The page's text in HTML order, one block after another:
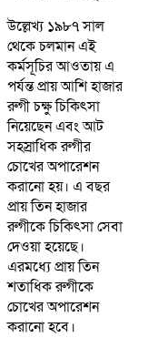
উল্লেখ্য ১৯৮৭ সাল
থেকে চলমান এই
কর্মসূচির আওতায় এ
পর্যন্ত প্রায় আশি হাজার
রুগী চক্ষু চিকিৎসা
নিয়েছেন এবং আট
সহস্রাধিক রুগীর
চোখের অপারেশন
করানো হয়। এ বছর
প্রায় তিন হাজার
রুগীকে চিকিৎসা সেবা
দেওয়া হয়েছে।
এরমধ্যে প্রায় তিন
শতাধিক রুগীকে
চোখের অপারেশন
করানো হবে।